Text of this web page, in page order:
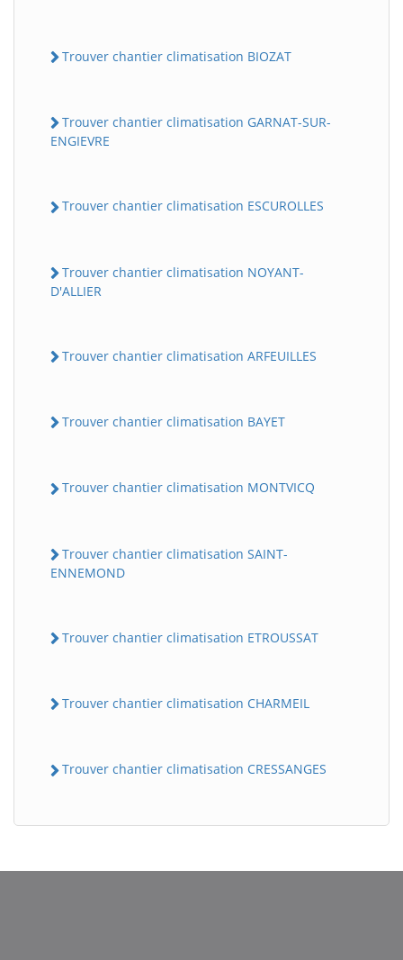
Trouver chantier climatisation BIOZAT
Trouver chantier climatisation GARNAT-SUR-
ENGIEVRE
Trouver chantier climatisation ESCUROLLES
Trouver chantier climatisation NOYANT-
D'ALLIER
Trouver chantier climatisation ARFEUILLES
Trouver chantier climatisation BAYET
Trouver chantier climatisation MONTVICQ
Trouver chantier climatisation SAINT-
ENNEMOND
Trouver chantier climatisation ETROUSSAT
Trouver chantier climatisation CHARMEIL
Trouver chantier climatisation CRESSANGES
B BatiWebPro